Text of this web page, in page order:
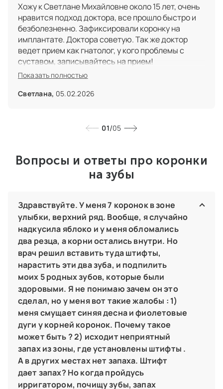
Хожу к Светлане Михайловне около 15 лет, очень
нравится подход доктора, все прошло быстро и
безболезненно. Зафиксировали коронку на
имплантате. Доктора советую. Так же доктор
ведет прием как гнатолог, у кого проблемы с
суставом, записывайтесь на прием!
Показать полностью
Светлана, 05.02.2026
01/05
Вопросы и ответы про коронки
на зубы
Здравствуйте. У меня 7 коронок в зоне
улыбки, верхний ряд. Вообще, я случайно
надкусила яблоко и у меня обломались
два резца, а корни остались внутри. Но
врач решил вставить туда штифты,
нарастить эти два зуба, и подпилить
моих 5 родных зубов, которые были
здоровыми. Я не понимаю зачем он это
сделал, но у меня вот такие жалобы : 1)
меня смущает синяя десна и фиолетовые
дуги у корней коронок. Почему такое
может быть ? 2) исходит неприятный
запах из зоны, где установлены штифты .
А в других местах нет запаха. Штифт
дает запах? Но когда пройдусь
ирригатором, почищу зубы, запах